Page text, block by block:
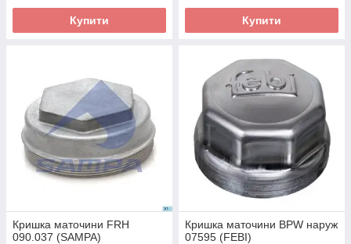
Купити Купити
Кришка маточини FRH
090.037 (SAMPA)
Кришка маточини BPW наруж
07595 (FEBI)